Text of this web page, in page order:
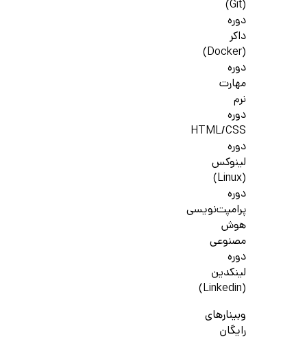
(Git)
دوره
داکر
(Docker)
دوره
مهارت
نرم
دوره
HTML/CSS
دوره
لینوکس
(Linux)
دوره
پرامپت‌نویسی
هوش
مصنوعی
دوره
لینکدین
(Linkedin)
وبینارهای
رایگان